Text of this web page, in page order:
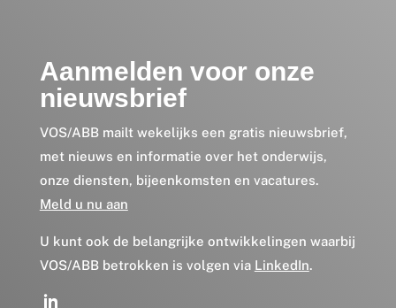
Aanmelden voor onze
nieuwsbrief
VOS/ABB mailt wekelijks een gratis nieuwsbrief,
met nieuws en informatie over het onderwijs,
onze diensten, bijeenkomsten en vacatures.
Meld u nu aan
U kunt ook de belangrijke ontwikkelingen waarbij
VOS/ABB betrokken is volgen via LinkedIn.